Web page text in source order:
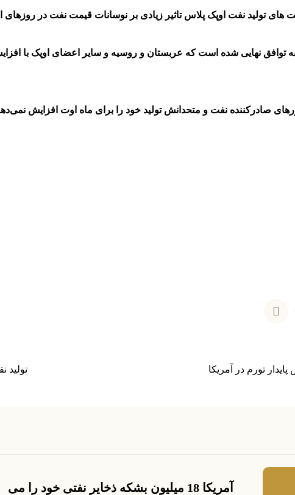
تولید نفت اوپک پلاس تاثیر زیادی بر نوسانات قیمت نفت در
نفت و متحدانش تولید خود را برای ماه اوت افزایش نمی‌دهند.
تورم در آمریکا تولید
آمریکا 18 میلیون بشکه ذخایر نفتی خود را می